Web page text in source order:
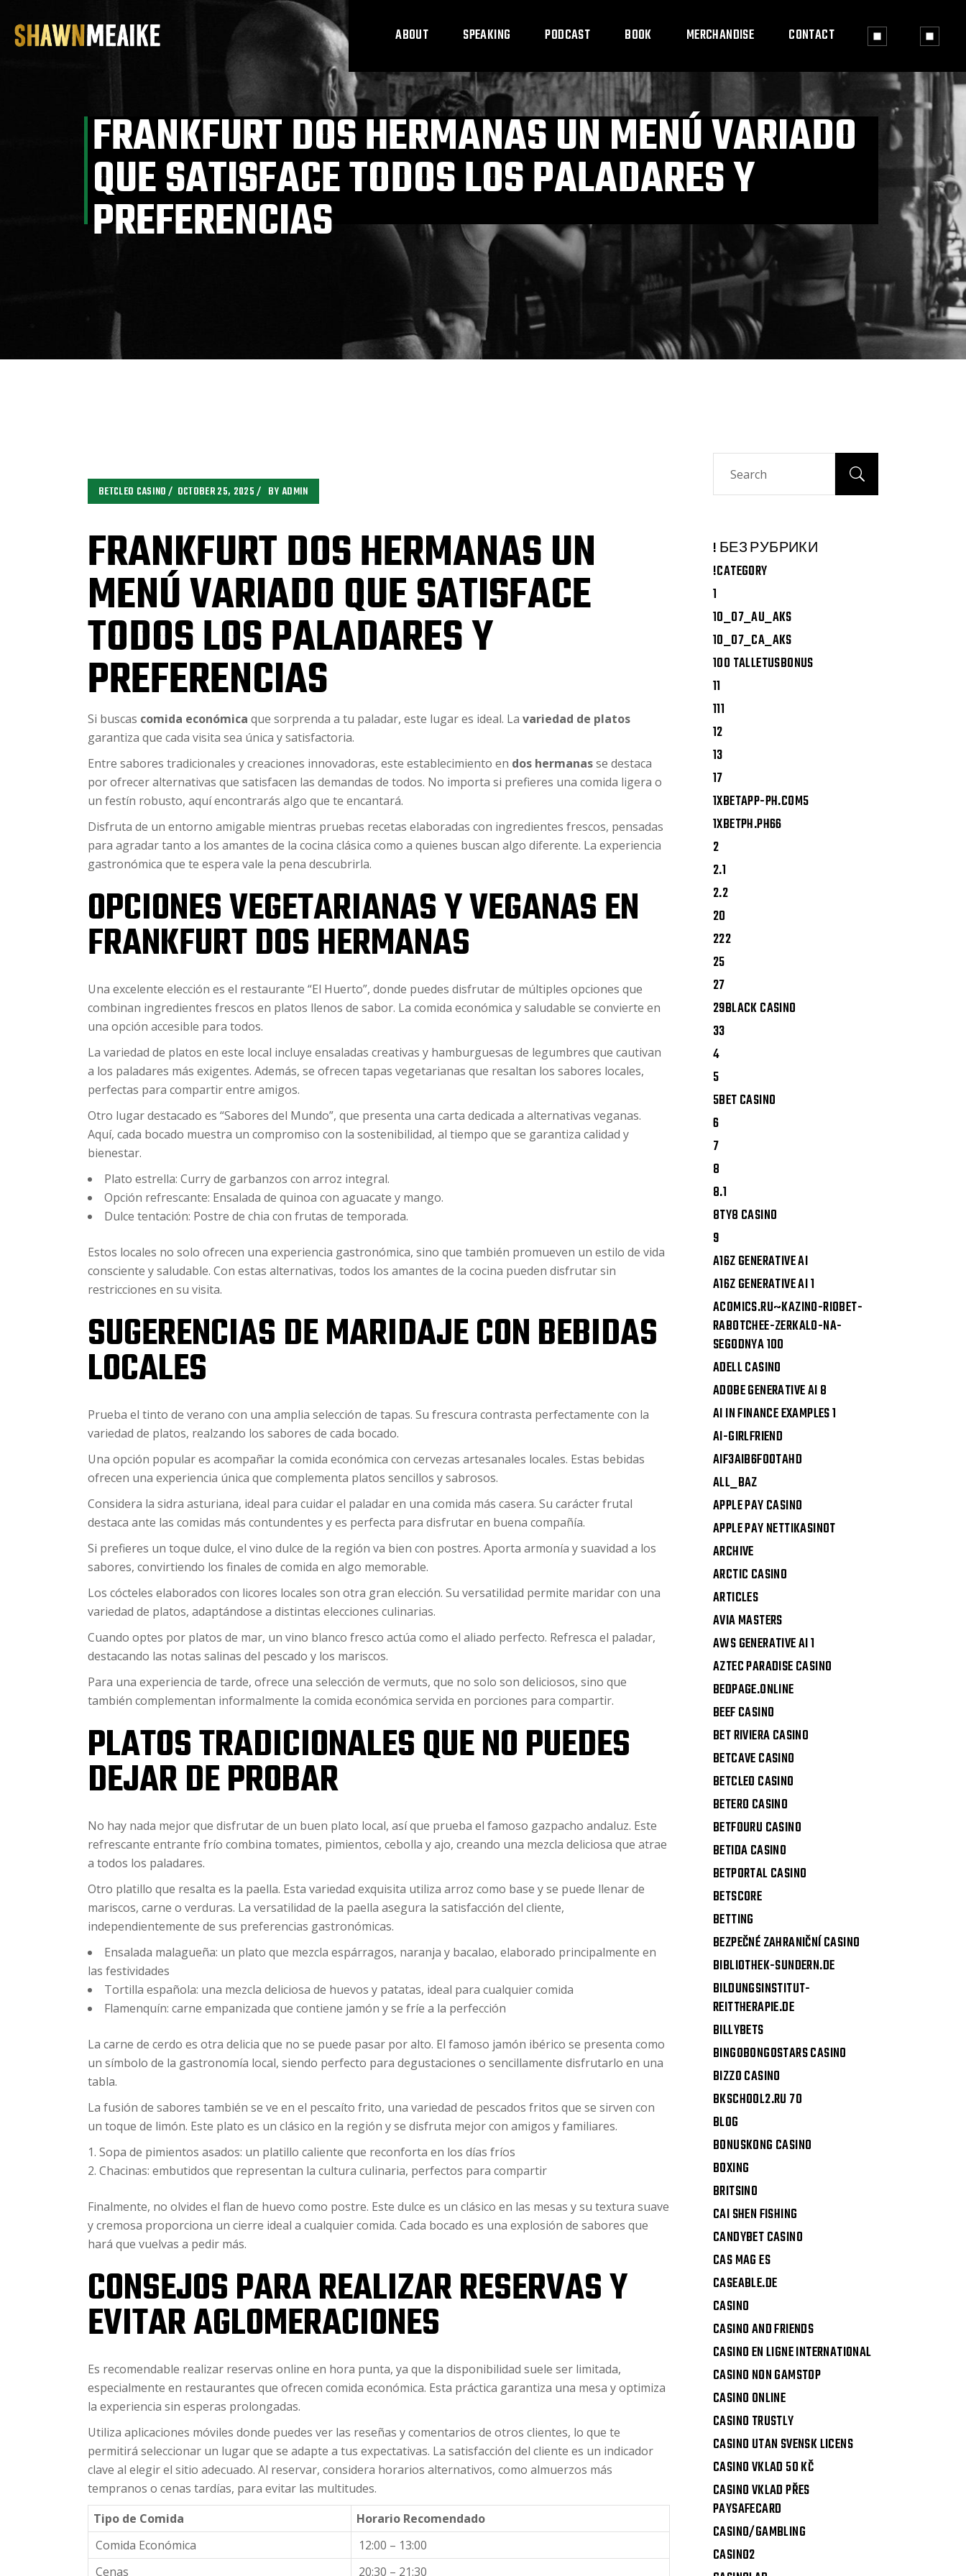
the
content ABOUT SPEAKING PODCAST BOOK MERCHANDISE CONTACT
FRANKFURT DOS HERMANAS UN MENÚ VARIADO
QUE SATISFACE TODOS LOS PALADARES Y
PREFERENCIAS
BETCLEO CASINO OCTOBER 25, 2025 BYADMIN
FRANKFURT DOS HERMANAS UN
MENÚ VARIADO QUE SATISFACE
TODOS LOS PALADARES Y
PREFERENCIAS
Si buscas comida económica que sorprenda a tu paladar, este lugar es ideal. La variedad de platos
garantiza que cada visita sea única y satisfactoria.
Entre sabores tradicionales y creaciones innovadoras, este establecimiento en dos hermanasse destaca
por ofrecer alternativas que satisfacen las demandas de todos. No importa si prefieres una comida ligera o
un festín robusto, aquí encontrarás algo que te encantará.
Disfruta de un entorno amigable mientras pruebas recetas elaboradas con ingredientes frescos, pensadas
para agradar tanto a los amantes de la cocina clásica como a quienes buscan algo diferente. La experiencia
gastronómica que te espera vale la pena descubrirla.
OPCIONES VEGETARIANAS Y VEGANAS EN
FRANKFURT DOS HERMANAS
Una excelente elección es el restaurante “El Huerto”, donde puedes disfrutar de múltiples opciones que
combinan ingredientes frescos en platos llenos de sabor. La comida económica y saludable se convierte en
una opción accesible para todos.
La variedad de platos en este local incluye ensaladas creativas y hamburguesas de legumbres que cautivan
a los paladares más exigentes. Además, se ofrecen tapas vegetarianas que resaltan los sabores locales,
perfectas para compartir entre amigos.
Otro lugar destacado es “Sabores del Mundo”, que presenta una carta dedicada a alternativas veganas.
Aquí, cada bocado muestra un compromiso con la sostenibilidad, al tiempo que se garantiza calidad y
bienestar.
Plato estrella: Curry de garbanzos con arroz integral.
Opción refrescante: Ensalada de quinoa con aguacate y mango.
Dulce tentación: Postre de chia con frutas de temporada.
Estos locales no solo ofrecen una experiencia gastronómica, sino que también promueven un estilo de vida
consciente y saludable. Con estas alternativas, todos los amantes de la cocina pueden disfrutar sin
restricciones en su visita.
SUGERENCIAS DE MARIDAJE CON BEBIDAS
LOCALES
Prueba el tinto de verano con una amplia selección de tapas. Su frescura contrasta perfectamente con la
variedad de platos, realzando los sabores de cada bocado.
Una opción popular es acompañar la comida económica con cervezas artesanales locales. Estas bebidas
ofrecen una experiencia única que complementa platos sencillos y sabrosos.
Considera la sidra asturiana, ideal para cuidar el paladar en una comida más casera. Su carácter frutal
destaca ante las comidas más contundentes y es perfecta para disfrutar en buena compañía.
Si prefieres un toque dulce, el vino dulce de la región va bien con postres. Aporta armonía y suavidad a los
sabores, convirtiendo los finales de comida en algo memorable.
Los cócteles elaborados con licores locales son otra gran elección. Su versatilidad permite maridar con una
variedad de platos, adaptándose a distintas elecciones culinarias.
Cuando optes por platos de mar, un vino blanco fresco actúa como el aliado perfecto. Refresca el paladar,
destacando las notas salinas del pescado y los mariscos.
Para una experiencia de tarde, ofrece una selección de vermuts, que no solo son deliciosos, sino que
también complementan informalmente la comida económica servida en porciones para compartir.
PLATOS TRADICIONALES QUE NO PUEDES
DEJAR DE PROBAR
No hay nada mejor que disfrutar de un buen plato local, así que prueba el famoso gazpacho andaluz. Este
refrescante entrante frío combina tomates, pimientos, cebolla y ajo, creando una mezcla deliciosa que atrae
a todos los paladares.
Otro platillo que resalta es la paella. Esta variedad exquisita utiliza arroz como base y se puede llenar de
mariscos, carne o verduras. La versatilidad de la paella asegura la satisfacción del cliente,
independientemente de sus preferencias gastronómicas.
Ensalada malagueña: un plato que mezcla espárragos, naranja y bacalao, elaborado principalmente en
las festividades
Tortilla española: una mezcla deliciosa de huevos y patatas, ideal para cualquier comida
Flamenquín: carne empanizada que contiene jamón y se fríe a la perfección
La carne de cerdo es otra delicia que no se puede pasar por alto. El famoso jamón ibérico se presenta como
un símbolo de la gastronomía local, siendo perfecto para degustaciones o sencillamente disfrutarlo en una
tabla.
La fusión de sabores también se ve en el pescaíto frito, una variedad de pescados fritos que se sirven con
un toque de limón. Este plato es un clásico en la región y se disfruta mejor con amigos y familiares.
Sopa de pimientos asados: un platillo caliente que reconforta en los días fríos
Chacinas: embutidos que representan la cultura culinaria, perfectos para compartir
Finalmente, no olvides el flan de huevo como postre. Este dulce es un clásico en las mesas y su textura suave
y cremosa proporciona un cierre ideal a cualquier comida. Cada bocado es una explosión de sabores que
hará que vuelvas a pedir más.
CONSEJOS PARA REALIZAR RESERVAS Y
EVITAR AGLOMERACIONES
Es recomendable realizar reservas online en hora punta, ya que la disponibilidad suele ser limitada,
especialmente en restaurantes que ofrecen comida económica. Esta práctica garantiza una mesa y optimiza
la experiencia sin esperas prolongadas.
Utiliza aplicaciones móviles donde puedes ver las reseñas y comentarios de otros clientes, lo que te
permitirá seleccionar un lugar que se adapte a tus expectativas. La satisfacción del cliente es un indicador
clave al elegir el sitio adecuado. Al reservar, considera horarios alternativos, como almuerzos más
tempranos o cenas tardías, para evitar las multitudes.
Tipo de Comida
Horario Recomendado
Comida Económica
12:00 – 13:00
Cenas
20:30 – 21:30
Search
! БЕЗ РУБРИКИ
!CATEGORY
1
10_07_AU_AKS
10_07_CA_AKS
100 TALLETUSBONUS
11
111
12
13
17
1XBETAPP-PH.COM5
1XBETPH.PH66
2
2.1
2.2
20
222
25
27
29BLACK CASINO
33
4
5
5BET CASINO
6
7
8
8.1
8TY8 CASINO
9
A16Z GENERATIVE AI
A16Z GENERATIVE AI 1
ACOMICS.RU~KAZINO-RIOBET-
RABOTCHEE-ZERKALO-NA-
SEGODNYA 100
ADELL CASINO
ADOBE GENERATIVE AI 8
AI IN FINANCE EXAMPLES 1
AI-GIRLFRIEND
AIF3AIB6FOOTAHD
ALL_BAZ
APPLE PAY CASINO
APPLE PAY NETTIKASINOT
ARCHIVE
ARCTIC CASINO
ARTICLES
AVIA MASTERS
AWS GENERATIVE AI 1
AZTEC PARADISE CASINO
BEDPAGE.ONLINE
BEEF CASINO
BET RIVIERA CASINO
BETCAVE CASINO
BETCLEO CASINO
BETERO CASINO
BETFOURU CASINO
BETIDA CASINO
BETPORTAL CASINO
BETSCORE
BETTING
BEZPEČNÉ ZAHRANIČNÍ CASINO
BIBLIOTHEK-SUNDERN.DE
BILDUNGSINSTITUT-
REITTHERAPIE.DE
BILLYBETS
BINGOBONGOSTARS CASINO
BIZZO CASINO
BKSCHOOL2.RU 70
BLOG
BONUSKONG CASINO
BOXING
BRITSINO
CAI SHEN FISHING
CANDYBET CASINO
CAS MAG ES
CASEABLE.DE
CASINO
CASINO AND FRIENDS
CASINO EN LIGNE INTERNATIONAL
CASINO NON GAMSTOP
CASINO ONLINE
CASINO TRUSTLY
CASINO UTAN SVENSK LICENS
CASINO VKLAD 50 KČ
CASINO VKLAD PŘES
PAYSAFECARD
CASINO/GAMBLING
CASINO2